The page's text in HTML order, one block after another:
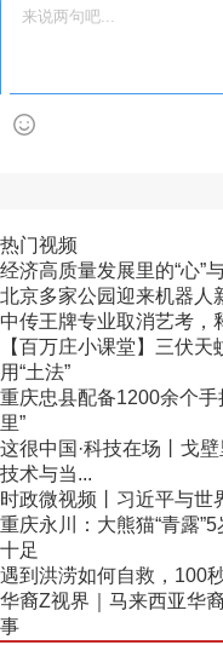
热门视频
经济高质量发展里的“心”
北京多家公园迎来机器人
中传王牌专业取消艺考，
【百万庄小课堂】三伏
用“土法”
重庆忠县配备1200余个
里”
这很中国·科技在场丨戈
技术与当...
时政微视频丨习近平与世
重庆永川：大熊猫“青露
十足
遇到洪涝如何自救，100
华裔Z视界｜马来西亚华
事